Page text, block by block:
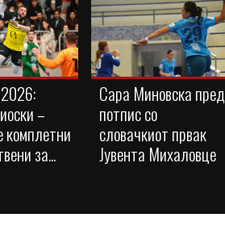
–
комплетни
за...
Сара Миновска пред
потпис со
словачкиот првак
Јувента Михаловце